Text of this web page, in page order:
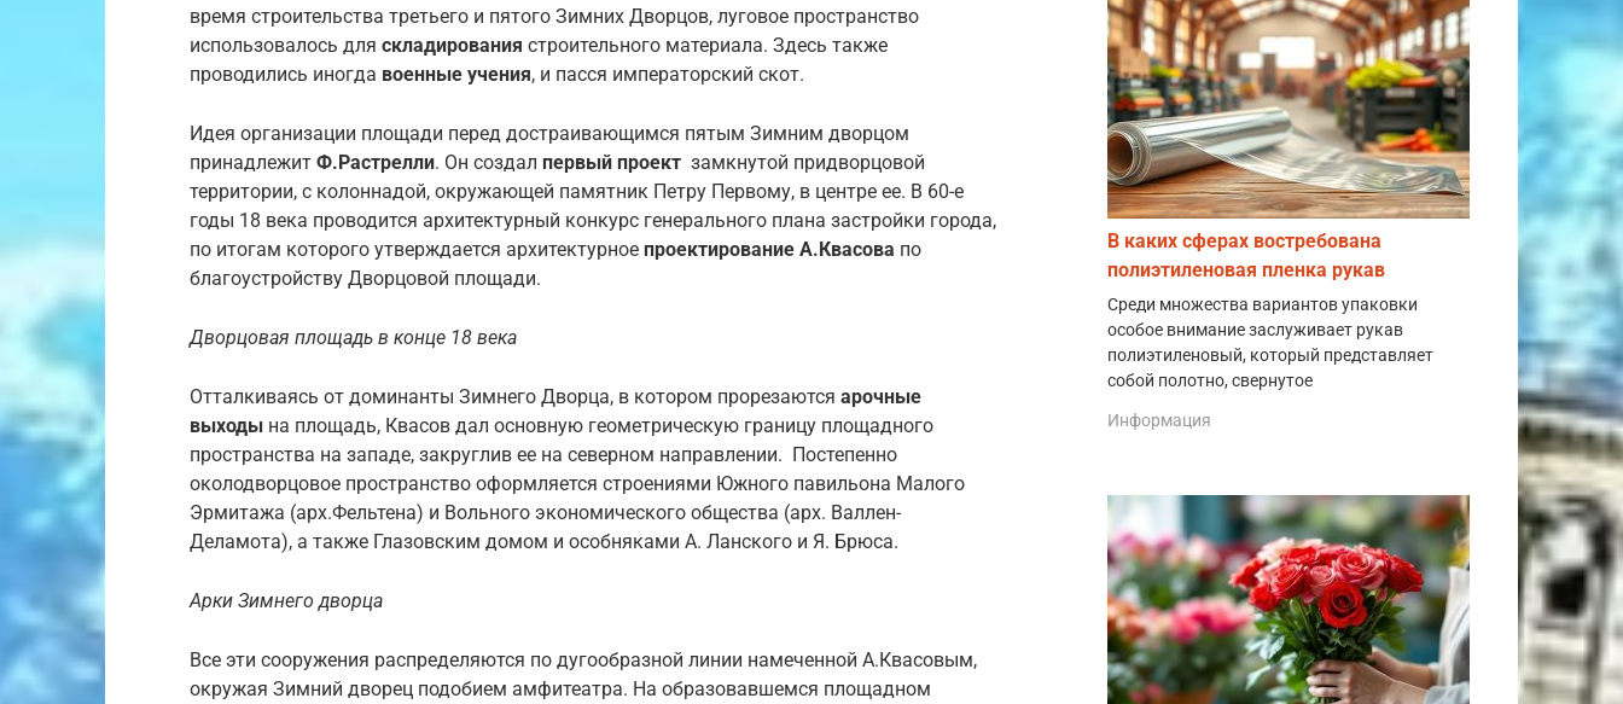
время строительства третьего и пятого Зимних Дворцов, луговое пространство
использовалось для складирования строительного материала. Здесь также
проводились иногда военные учения, и пасся императорский скот.
Идея организации площади перед достраивающимся пятым Зимним дворцом
принадлежит Ф.Растрелли. Он создал первый проект замкнутой придворцовой
территории, с колоннадой, окружающей памятник Петру Первому, в центре ее. В 60-е
годы 18 века проводится архитектурный конкурс генерального плана застройки города,
по итогам которого утверждается архитектурное проектирование А.Квасова по
благоустройству Дворцовой площади.
Дворцовая площадь в конце 18 века
Отталкиваясь от доминанты Зимнего Дворца, в котором прорезаются арочные
выходы на площадь, Квасов дал основную геометрическую границу площадного
пространства на западе, закруглив ее на северном направлении. Постепенно
околодворцовое пространство оформляется строениями Южного павильона Малого
Эрмитажа (арх.Фельтена) и Вольного экономического общества (арх. Валлен-
Деламота), а также Глазовским домом и особняками А. Ланского и Я. Брюса.
Арки Зимнего дворца
Все эти сооружения распределяются по дугообразной линии намеченной А.Квасовым,
окружая Зимний дворец подобием амфитеатра. На образовавшемся площадном
В каких сферах востребована
полиэтиленовая пленка рукав
Среди множества вариантов упаковки
особое внимание заслуживает рукав
полиэтиленовый, который представляет
собой полотно, свернутое
Информация